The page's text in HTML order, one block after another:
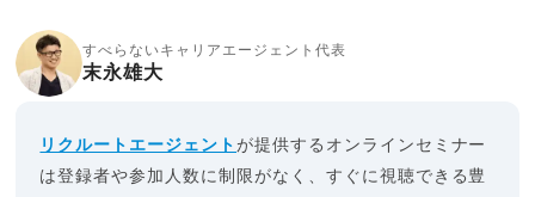
すべらないキャリアエージェント代表
末永雄大
リクルートエージェント が提供するオンラインセミナー
は登録者や参加人数に制限がなく、すぐに視聴できる豊